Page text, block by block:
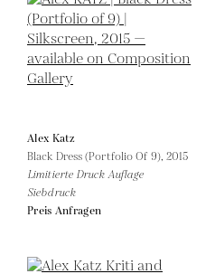
Alex Katz
Black Dress (Portfolio Of 9),2015
Limitierte Druck Auflage
Siebdruck
Preis Anfragen